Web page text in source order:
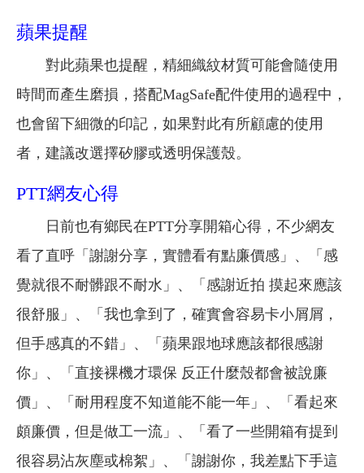
蘋果提醒
對此蘋果也提醒，精細織紋材質可能會隨使用
時間而產生磨損，搭配MagSafe配件使用的過程中，
也會留下細微的印記，如果對此有所顧慮的使用
者，建議改選擇矽膠或透明保護殼。
PTT網友心得
日前也有鄉民在PTT分享開箱心得，不少網友
看了直呼「謝謝分享，實體看有點廉價感」、「感
覺就很不耐髒跟不耐水」、「感謝近拍 摸起來應該
很舒服」、「我也拿到了，確實會容易卡小屑屑，
但手感真的不錯」、「蘋果跟地球應該都很感謝
你」、「直接裸機才環保 反正什麼殼都會被說廉
價」、「耐用程度不知道能不能一年」、「看起來
頗廉價，但是做工一流」、「看了一些開箱有提到
很容易沾灰塵或棉絮」、「謝謝你，我差點下手這